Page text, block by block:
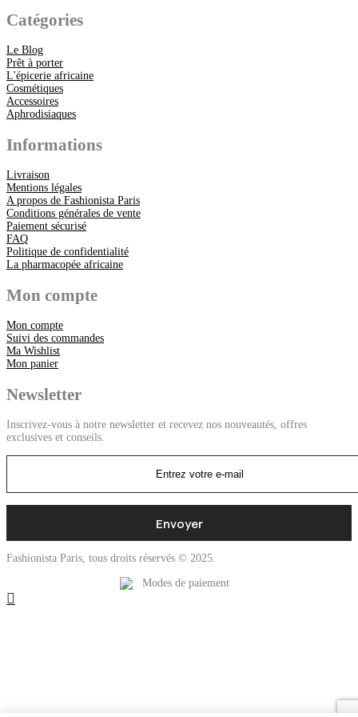
Catégories
Le Blog
Prêt à porter
L'épicerie africaine
Cosmétiques
Accessoires
Aphrodisiaques
Informations
Livraison
Mentions légales
A propos de Fashionista Paris
Conditions générales de vente
Paiement sécurisé
FAQ
Politique de confidentialité
La pharmacopée africaine
Mon compte
Mon compte
Suivi des commandes
Ma Wishlist
Mon panier
Newsletter
Inscrivez-vous à notre newsletter et recevez nos nouveautés, offres
exclusives et conseils.
Fashionista Paris, tous droits réservés © 2025.